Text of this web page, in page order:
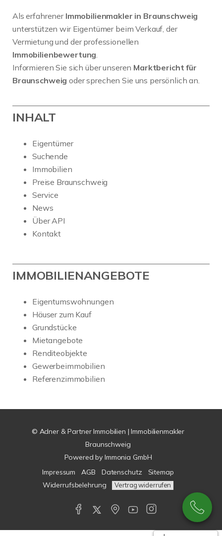
Als erfahrener Immobilienmakler in Braunschweig
unterstützen wir Eigentümer beim Verkauf, der
Vermietung und der professionellen
Immobilienbewertung.
Informieren Sie sich über unseren Marktbericht für
Braunschweig oder sprechen Sie uns persönlich an.
INHALT
Eigentümer
Suchende
Immobilien
Preise Braunschweig
Service
News
Über API
Kontakt
IMMOBILIENANGEBOTE
Eigentumswohnungen
Häuser zum Kauf
Grundstücke
Mietangebote
Renditeobjekte
Gewerbeimmobilien
Referenzimmobilien
© Adner & Partner Immobilien | Immobilienmakler
Braunschweig
Powered by Immonia GmbH
Impressum
AGB Datenschutz
Sitemap
Widerrufsbelehrung
Vertrag widerrufen